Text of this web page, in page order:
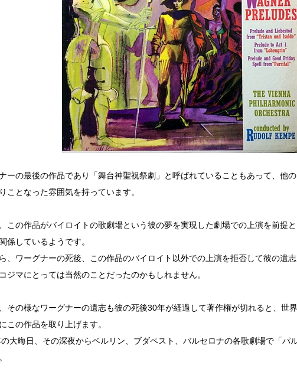
ーの最後の作品であり「舞台神聖祝祭劇」と呼ばれていることもあって、他
ことなった雰囲気を持っています。
この作品がバイロイトの歌劇場という彼の夢を実現した劇場での上演を前提
係しているようです。
、ワーグナーの死後、この作品のバイロイト以外での上演を拒否して彼の遺
ジマにとっては当然のことだったのかもしれません。
その様なワーグナーの遺志も彼の死後30年が経過して著作権が切れると、世
この作品を取り上げます。
大晦日、その深夜からベルリン、ブダペスト、バルセロナの各歌劇場で「パ